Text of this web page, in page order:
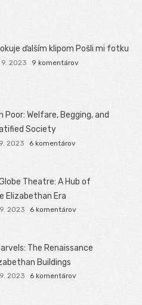
ďalším klipom Pošli mi fotku
9. 2023 9 komentárov
Poor: Welfare, Begging, and
Society
2023 6 komentárov
Theatre: A Hub of
Elizabethan Era
2023 6 komentárov
The Renaissance
Buildings
2023 6 komentárov